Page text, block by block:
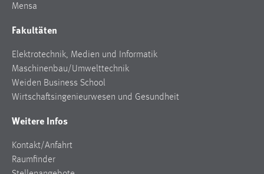
Mensa
Fakultäten
Elektrotechnik, Medien und Informatik
Maschinenbau/Umwelttechnik
Weiden Business School
Wirtschaftsingenieurwesen und Gesundheit
Weitere Infos
Kontakt/Anfahrt
Raumfinder
_fbp
Anbieter:
Zweck:
Conversion-Tracking
Cookie Laufzeit: